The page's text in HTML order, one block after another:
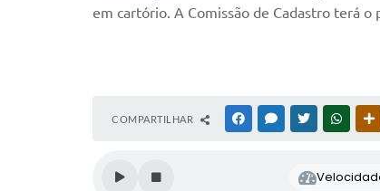
em cartório. A Comissão de Cadastro terá o
COMPARTILHAR FACEBOOKMESSENGER
TWITTER